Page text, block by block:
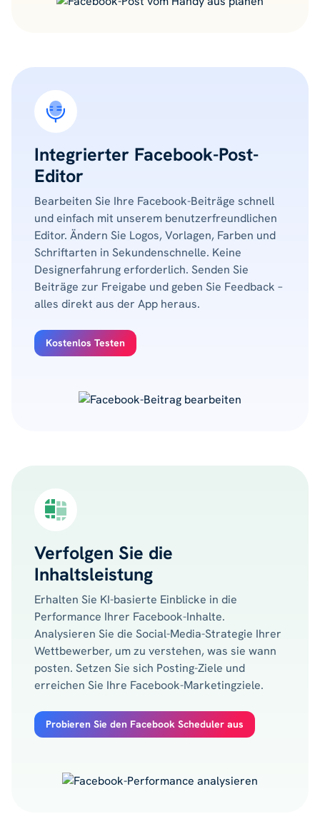
Integrierter Facebook-Post-
Editor
Bearbeiten Sie Ihre Facebook-Beiträge schnell
und einfach mit unserem benutzerfreundlichen
Editor. Ändern Sie Logos, Vorlagen, Farben und
Schriftarten in Sekundenschnelle. Keine
Designerfahrung erforderlich. Senden Sie
Beiträge zur Freigabe und geben Sie Feedback –
alles direkt aus der App heraus.
Kostenlos Testen
Verfolgen Sie die
Inhaltsleistung
Erhalten Sie KI-basierte Einblicke in die
Performance Ihrer Facebook-Inhalte.
Analysieren Sie die Social-Media-Strategie Ihrer
Wettbewerber, um zu verstehen, was sie wann
posten. Setzen Sie sich Posting-Ziele und
erreichen Sie Ihre Facebook-Marketingziele.
Probieren Sie den Facebook Scheduler aus